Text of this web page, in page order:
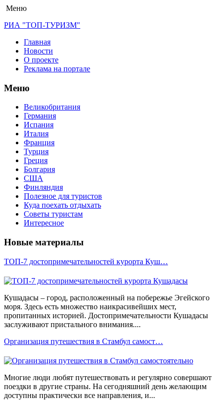
Меню
РИА "ТОП-ТУРИЗМ"
Главная
Новости
О проекте
Реклама на портале
Меню
Великобритания
Германия
Испания
Италия
Франция
Турция
Греция
Болгария
США
Финляндия
Полезное для туристов
Куда поехать отдыхать
Советы туристам
Интересное
Новые материалы
ТОП-7 достопримечательностей курорта Куш…
Кушадасы – город, расположенный на побережье Эгейского
моря. Здесь есть множество наикрасивейших мест,
пропитанных историей. Достопримечательности Кушадасы
заслуживают пристального внимания....
Организация путешествия в Стамбул самост…
Многие люди любят путешествовать и регулярно совершают
поездки в другие страны. На сегодняшний день желающим
доступны практически все направления, и...